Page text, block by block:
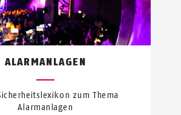
ALARMANLAGEN
zum Thema
Alarmanlagen